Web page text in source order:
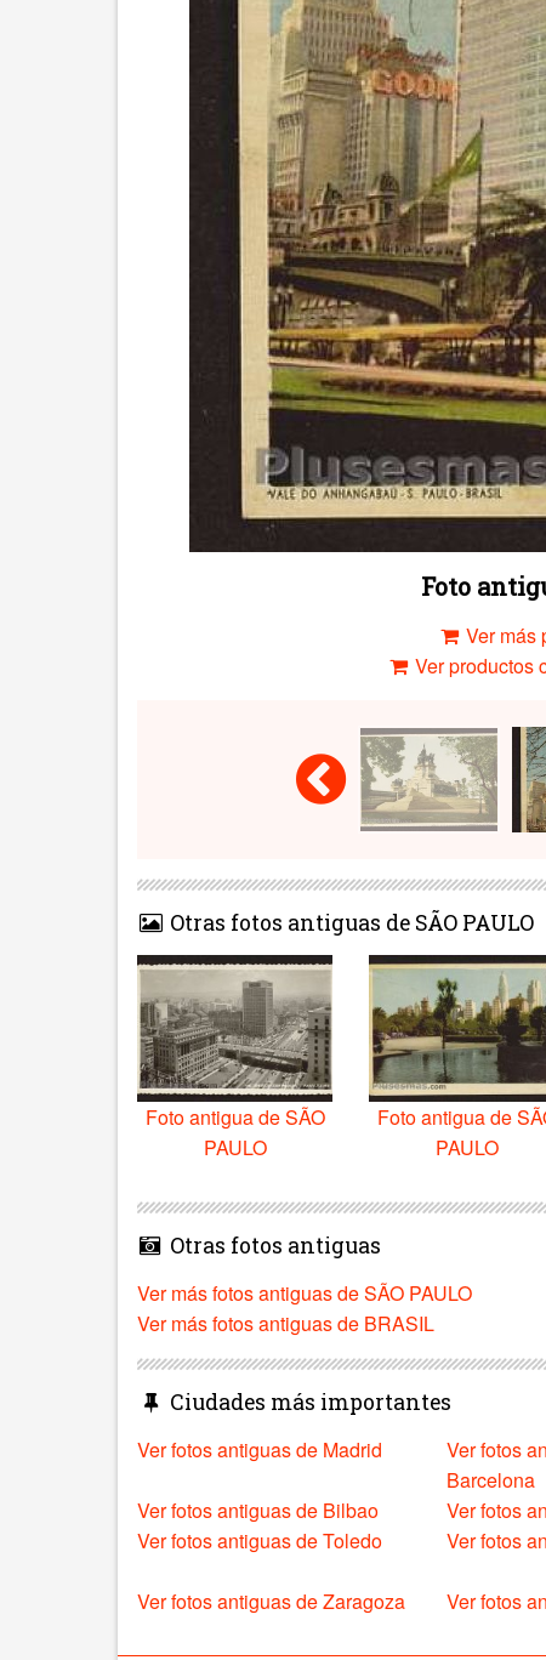
Foto
Ver más
Ver productos
Otras fotos antiguas de SÃO PAULO
Foto antigua de SÃO
PAULO
Foto antigua de
PAULO
Otras fotos antiguas
Ver más fotos antiguas de SÃO PAULO
Ver más fotos antiguas de BRASIL
Ciudades más importantes
Ver fotos antiguas de Madrid
Ver fotos
Barcelona
Ver fotos antiguas de Bilbao Ver fotos
Ver fotos antiguas de Toledo
Ver fotos
Ver fotos antiguas de Zaragoza
Ver fotos